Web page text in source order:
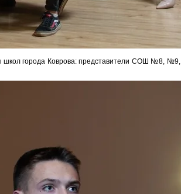
города Коврова: представители СОШ №8,